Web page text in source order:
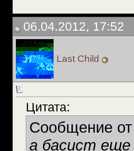
06.04.2012, 17:52
Last Child
Цитата:
Сообщение от
а басист еще